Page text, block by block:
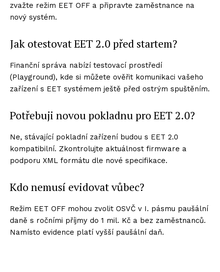
zvažte režim EET OFF a připravte zaměstnance na
nový systém.
Jak otestovat EET 2.0 před startem?
Finanční správa nabízí testovací prostředí
(Playground), kde si můžete ověřit komunikaci vašeho
zařízení s EET systémem ještě před ostrým spuštěním.
Potřebuji novou pokladnu pro EET 2.0?
Ne, stávající pokladní zařízení budou s EET 2.0
kompatibilní. Zkontrolujte aktuálnost firmware a
podporu XML formátu dle nové specifikace.
Kdo nemusí evidovat vůbec?
Režim EET OFF mohou zvolit OSVČ v I. pásmu paušální
daně s ročními příjmy do 1 mil. Kč a bez zaměstnanců.
Namísto evidence platí vyšší paušální daň.